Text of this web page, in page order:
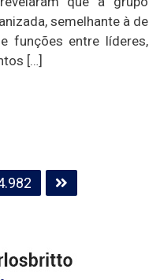
semelhante à de
funções entre líderes,
[…]